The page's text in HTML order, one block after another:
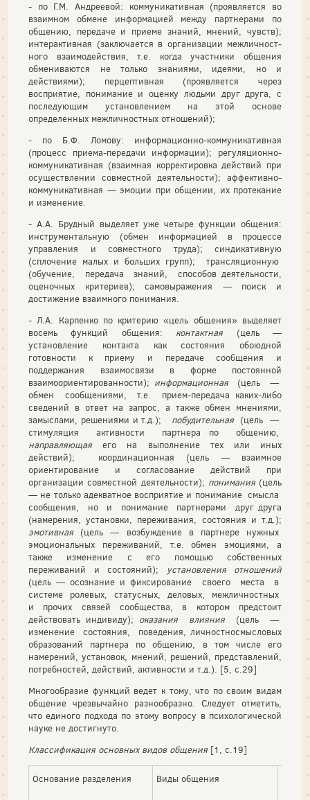
- по Г.М. Андреевой: коммуникативная (проявляется во
взаимном обмене информацией между партнерами по
общению, передаче и при­еме знаний, мнений, чувств);
интерактивная (заключается в организации межличност­
ного взаимодействия, т.е. когда участники общения
обменивают­ся не только знаниями, идеями, но и
действиями); перцептивная (проявляется через
восприятие, пони­мание и оценку людьми друг друга, с
последующим установлением на этой основе
определенных межличностных отношений);
- по Б.Ф. Ломову: информационно-коммуникативная
(процесс приема-передачи информации); регуляционно-
коммуникативная (взаимная корректировка действий при
осуществлении совместной деятельности); аффективно-
коммуникативная — эмоции при общении, их протекание
и изменение.
- А.А. Брудный выделяет уже четыре функции общения:
инструментальную (обмен информацией в процессе
управления и совместного труда); синдикативную
(сплочение малых и больших групп); трансляционную
(обучение, передача знаний, способов деятельности,
оценочных критериев); самовыражения — поиск и
достижение взаимного понимания.
- Л.А. Карпенко по критерию «цель общения» выделяет
восемь функций общения: контактная(цель —
установление контакта как состояния обоюдной
готовности к приему и передаче сообщения и
поддержания взаимосвязи в форме постоянной
взаимоориентированности); информационная(цель —
обмен сообщениями, т.е. прием-передача каких-либо
сведений в ответ на запрос, а также обмен мнениями,
замыслами, решениями и т.д.); побудительная(цель —
стимуляция активности партнера по общению,
направляющаяего на выполнение тех или иных
действий); координационная (цель — взаимное
ориентирование и согласование действий при
организации совместной деятельности); понимания(цель
— не только адекватное восприятие и понимание смысла
сообщения, но и понимание партнерами друг друга
(намерения, установки, переживания, состояния и т.д.);
эмотивная(цель — возбуждение в партнере нужных
эмоциональных переживаний, т.е. обмен эмоциями, а
также изменение с его помощью собственных
переживаний и состояний);
установления отношений
(цель — осознание и фиксирование своего места в
системе ролевых, статусных, деловых, межличностных
и прочих связей сообщества, в котором предстоит
действовать индивиду); оказания влияния(цель —
изменение состояния, поведения, личностносмысловых
образований партнера по общению, в том числе его
намерений, установок, мнений, решений, представлений,
потребностей, действий, активности и т.д.). [5, с.29]
Многообразие функций ведет к тому, что по своим видам
общение чрезвычайно разнообразно. Следует отметить,
что единого подхода по этому вопросу в психологической
науке не достигнуто.
Классификация основных видов общения [1, с.19]
Основание разделения Виды общения